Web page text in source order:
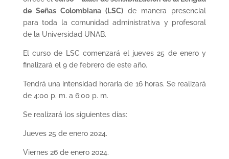
de Señas Colombiana (LSC) de manera presencial
para toda la comunidad administrativa y profesoral
de la Universidad UNAB.
El curso de LSC comenzará el jueves 25 de enero y
finalizará el 9 de febrero de este año.
Tendrá una intensidad horaria de 16 horas. Se realizará
de 4:00 p. m. a 6:00 p. m.
Se realizará los siguientes días:
Jueves 25 de enero 2024.
Viernes 26 de enero 2024.